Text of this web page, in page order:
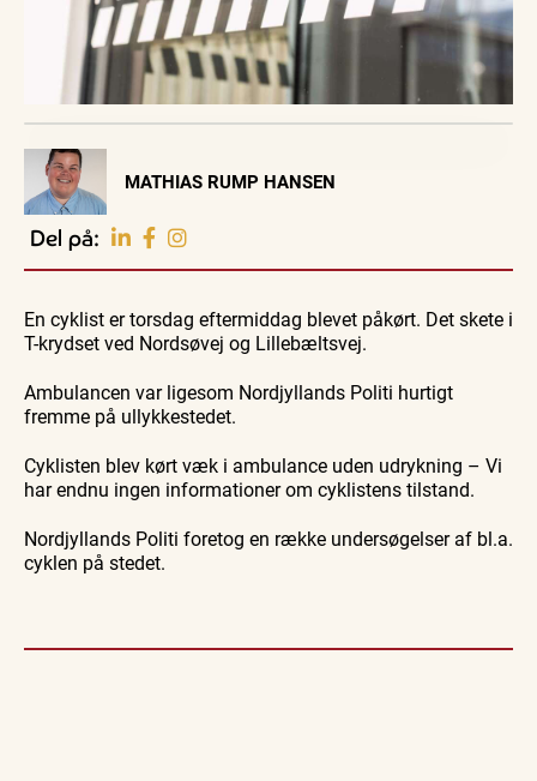
Visit Vendsyssel
EVENTKALENDER
Oplev events i
Vendsyssel
natur og lokale events.
Se events
Guidede ture
Skagen
med
fra 1937
Guidede ture
Skagen
med
Familie
Skagen
fra
MATHIAS RUMP HANSEN
Del på:
En cyklist er torsdag eftermiddag blevet påkørt. Det skete i
T-krydset ved Nordsøvej og Lillebæltsvej.
Ambulancen var ligesom Nordjyllands Politi hurtigt
fremme på ullykkestedet.
Cyklisten blev kørt væk i ambulance uden udrykning – Vi
har endnu ingen informationer om cyklistens tilstand.
Nordjyllands Politi foretog en række undersøgelser af bl.a.
cyklen på stedet.